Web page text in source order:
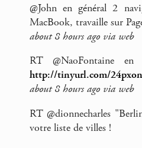
@John en général 2
MacBook, travaille sur
about 8 hours ago via web
RT @NaoFontaine
http://tinyurl.com/
about 8 hours ago via web
RT @dionnecharles
votre liste de villes !